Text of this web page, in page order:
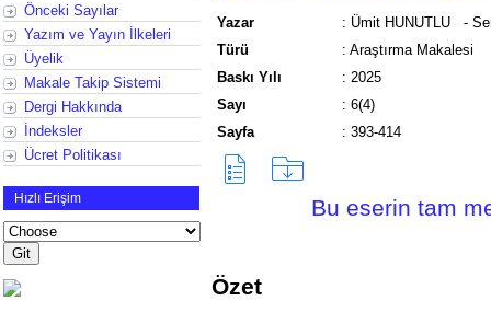
Önceki Sayılar
Yazım ve Yayın İlkeleri
Üyelik
Makale Takip Sistemi
Dergi Hakkında
İndeksler
Ücret Politikası
Hızlı Erişim
Yazar : Ümit HUNUTLU
-
Türü
: Araştırma Makalesi
Baskı Yılı
: 2025
Sayı
: 6(4)
Sayfa
: 393-414
Bu eserin tam
Özet